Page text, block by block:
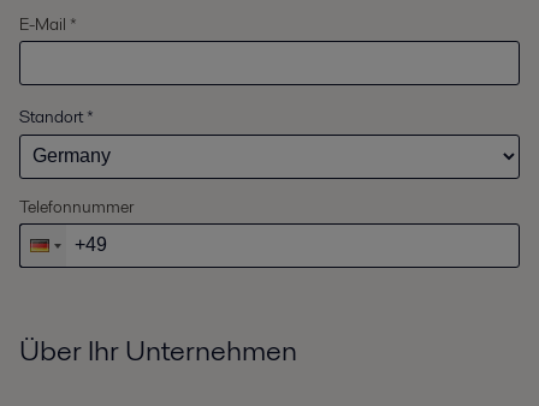
E-Mail *
Standort *
Telefonnummer
Über Ihr Unternehmen